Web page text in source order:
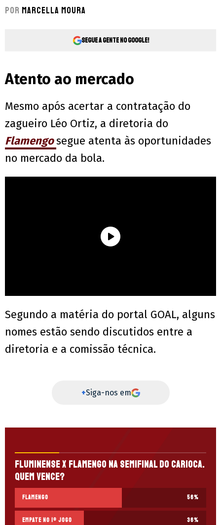
Por Marcella Moura
Segue a gente no Google!
Atento ao mercado
Mesmo após acertar a contratação do
zagueiro Léo Ortiz, a diretoria do
Flamengosegue atenta às oportunidades
no mercado da bola.
Segundo a matéria do portal GOAL, alguns
nomes estão sendo discutidos entre a
diretoria e a comissão técnica.
+Siga-nos em
Fluminense x Flamengo na semifinal do Carioca.
Quem vence?
Flamengo 56%
Empate no 1º jogo 36%